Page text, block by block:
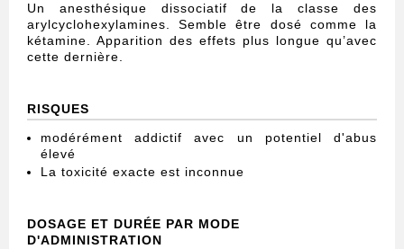
Un anesthésique dissociatif de la classe des
arylcyclohexylamines. Semble être dosé comme la
kétamine. Apparition des effets plus longue qu’avec
cette dernière.
RISQUES
modérément addictif avec un potentiel d'abus
élevé
La toxicité exacte est inconnue
DOSAGE ET DURÉE PAR MODE
D'ADMINISTRATION